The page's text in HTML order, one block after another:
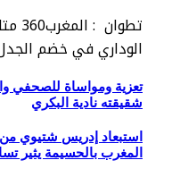
الوداري في خضم
تعزية ومواساة للصحفي
شقيقته نادية البكري
استبعاد إدريس شتيوي
المغرب بالحسيمة يثير